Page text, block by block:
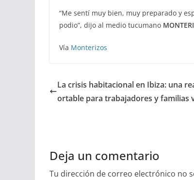
“Me sentí muy bien, muy preparado y
podio”, dijo al medio tucumano
Vía Monterizos
La crisis habitacional en Ibiza: una
ortable para trabajadores y familias
Deja un comentario
Tu dirección de correo electrónico no